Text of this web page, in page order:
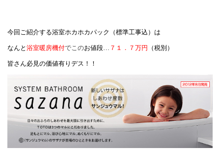
今回ご紹介する浴室ホカホカパック（標準工事込）は
なんと浴室暖房機付でこのお値段… ７１．７万円 （税別）
皆さん必見の価値有りデス！！